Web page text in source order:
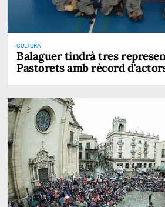
CULTURA
Balaguer tindrà tres
Pastorets amb rècord